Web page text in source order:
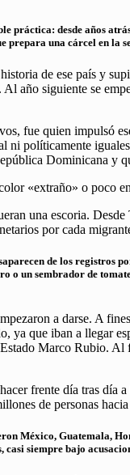
desde años
una cárcel en la
de ese país y
año siguiente se
fue quien impulsó
políticamente
Dominicana y
«extraño» o poco
una escoria.
por cada
de los
un sembrador de
a darse. A
ya que iban a
Marco Rubio.
frente día tras día
de personas
México, Guatemala,
siempre bajo